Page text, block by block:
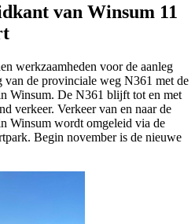
van Winsum 11
werkzaamheden voor de aanleg
van de provinciale weg N361 met de
Winsum. De N361 blijft tot en met
verkeer. Verkeer van en naar de
Winsum wordt omgeleid via de
Begin november is de nieuwe